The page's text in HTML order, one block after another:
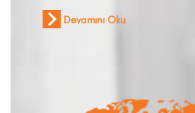
Devamını Oku